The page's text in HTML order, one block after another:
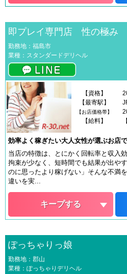
即プレイ専門店 性の極み
勤務地：福島市
業種：スタンダードデリヘル
【資格】
【最寄駅】
【お店価格帯】
【給料】
効率よく稼ぎたい大人女性が選ぶお店で
当店の特徴は、とにかく回転率と収入
拘束が少なく、短時間でも結果が出や
のに思ったより稼げない」そんな不満
違いを実...
キープする
ぽっちゃりっ娘
勤務地：郡山
業種：ぽっちゃりデリヘル